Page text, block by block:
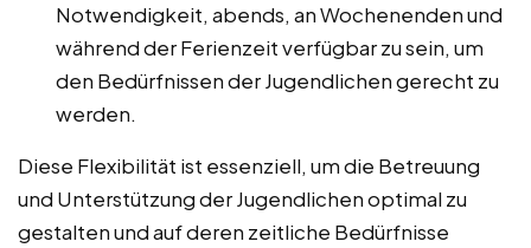
Notwendigkeit, abends, an Wochenenden und
während der Ferienzeit verfügbar zu sein, um
den Bedürfnissen der Jugendlichen gerecht zu
werden.
Diese Flexibilität ist essenziell, um die Betreuung
und Unterstützung der Jugendlichen optimal zu
gestalten und auf deren zeitliche Bedürfnisse